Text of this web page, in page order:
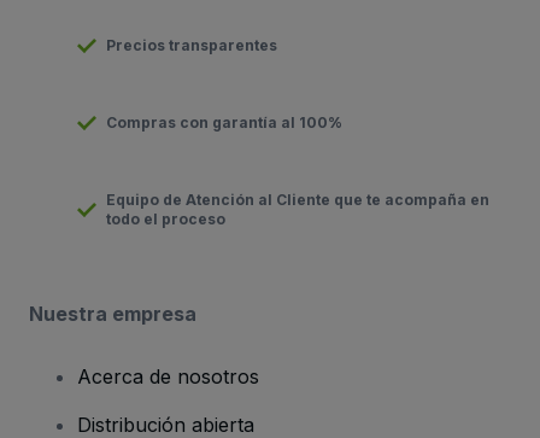
Precios transparentes
Compras con garantía al 100%
Equipo de Atención al Cliente que te acompaña en
todo el proceso
Nuestra empresa
Acerca de nosotros
Distribución abierta